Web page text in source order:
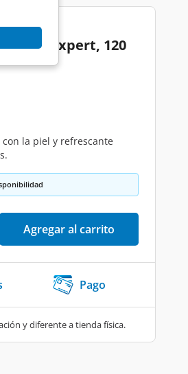
Baby Expert, 120
con la piel y refrescante
Agregar al carrito
Pago
y diferente a tienda física.